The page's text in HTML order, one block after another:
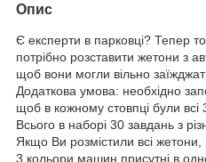
Опис
Є експерти в парковці? Тепер
потрібно розставити жетони з
щоб вони могли вільно
Додаткова умова: необхідно
щоб в кожному стовпці були всі
Всього в наборі 30 завдань з
Якщо Ви розмістили всі жетони,
3 кольори машин присутні в